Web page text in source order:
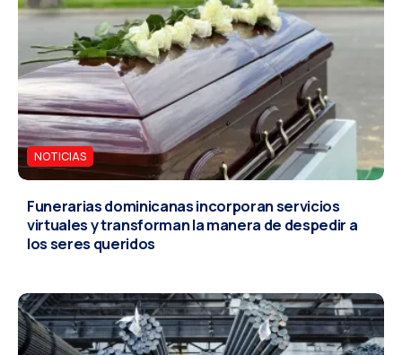
NOTICIAS
Funerarias dominicanas incorporan servicios
virtuales y transforman la manera de despedir a
los seres queridos